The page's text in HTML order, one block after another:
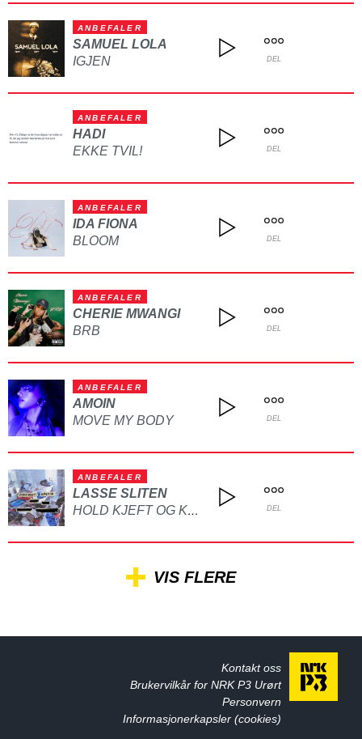
ANBEFALER
SAMUEL LOLA
IGJEN
DEL
ANBEFALER
HADI
EKKE TVIL!
DEL
ANBEFALER
IDA FIONA
BLOOM
DEL
ANBEFALER
CHERIE MWANGI
BRB
DEL
ANBEFALER
AMOIN
MOVE MY BODY
DEL
ANBEFALER
LASSE SLITEN
HOLD KJEFT OG KYSS MEG DEL
VIS FLERE
Kontakt oss
Brukervilkår for NRK P3 Urørt
Personvern
Informasjonerkapsler (cookies)